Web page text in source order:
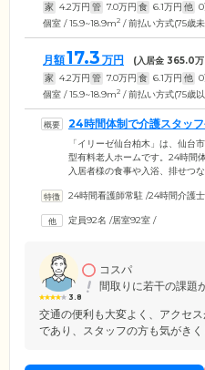
家 4.2万円 管 7.0万円 食 6.1万円 他 0
個室 / 15.9~18.9m2 / 前払い方式(75歳
月額17.3 万円 (入居金 365.0
家 4.2万円 管 7.0万円 食 6.1万円 他 0
個室 / 15.9~18.9m2 / 前払い方式(75歳
24時間体制で介護スタッ
ごしいただけます
「イリーゼ仙台柏木」は、仙台
型有料老人ホームです。24時間
入居者様の食事や入浴、排せつ
理、インスリン注射なども対応
キがあり、天気のよい日は日向
24時間看護師常駐 /24時間介護
定員92名 /居室92室 /
3.8
コスパ
間取りに若干の課題
交通の便利も大変よく、アクセ
であり、スタッフの方も気がきく